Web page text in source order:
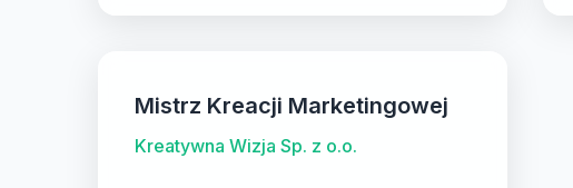
Mistrz Kreacji Marketingowej
Kreatywna Wizja Sp. z o.o.